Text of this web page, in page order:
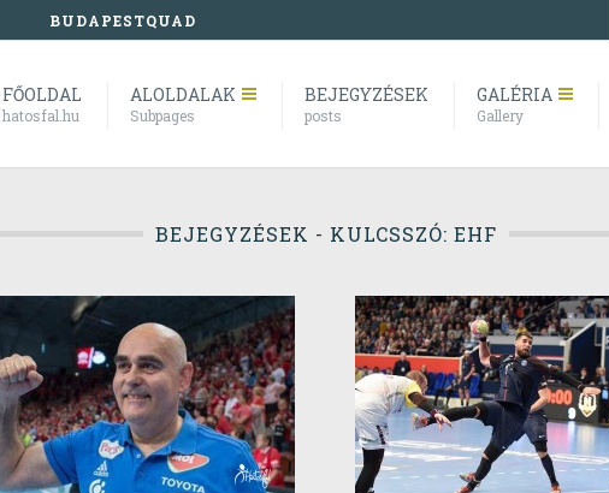
BUDAPESTQUAD
FŐOLDAL
hatosfal.hu
ALOLDALAK
Subpages
BEJEGYZÉSEK
posts
GALÉRIA
Gallery
BEJEGYZÉSEK - KULCSSZÓ: EHF